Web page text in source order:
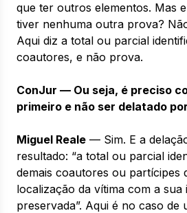
que ter outros elementos. Mas
tiver nenhuma outra prova?
Aqui diz a total ou parcial
coautores, e não prova.
ConJur — Ou seja, é preciso
primeiro e não ser delatado
Miguel Reale — Sim. E a
resultado: “a total ou parcial
demais coautores ou partícipes
localização da vítima com a sua
preservada”. Aqui é no caso de